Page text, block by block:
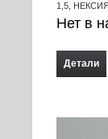
1,5,
Нет в
Детали